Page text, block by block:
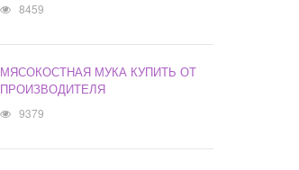
8459
МЯСОКОСТНАЯ МУКА КУПИТЬ ОТ
ПРОИЗВОДИТЕЛЯ
9379